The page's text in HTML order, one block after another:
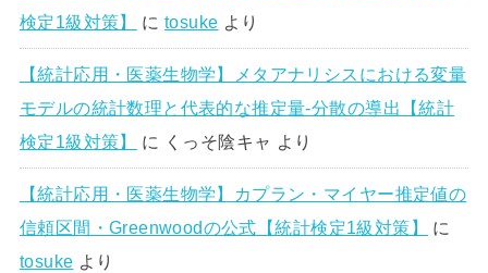
検定1級対策】
にtosuke より
【統計応用・医薬生物学】メタアナリシスにおける変量
モデルの統計数理と代表的な推定量-分散の導出【統計
検定1級対策】
に くっそ陰キャ より
【統計応用・医薬生物学】カプラン・マイヤー推定値の
信頼区間・Greenwoodの公式【統計検定1級対策】
に
tosuke より